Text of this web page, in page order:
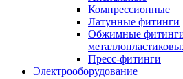
Компрессионные
Латунные фитинги
Обжимные
Пресс-фитинги
Электрооборудование